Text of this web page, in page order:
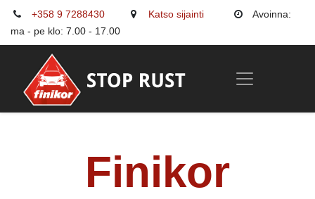
+358 9 7288430 Katso sijainti
Avoinna:
ma - pe klo: 7.00 - 17.00
Finikor